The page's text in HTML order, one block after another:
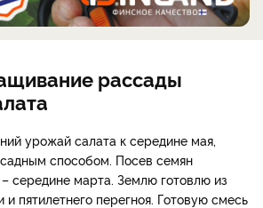
рассады
урожай салата к середине мая,
способом. Посев семян
середине марта. Землю готовлю из
пятилетнего перегноя. Готовую смесь